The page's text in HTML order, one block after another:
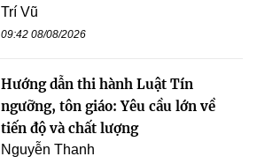
Trí Vũ
09:42 08/08/2026
Hướng dẫn thi hành Luật Tín
ngưỡng, tôn giáo: Yêu cầu lớn về
tiến độ và chất lượng
Nguyễn Thanh